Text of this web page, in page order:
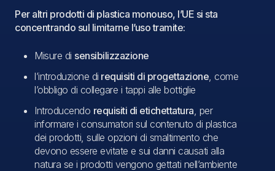
Per altri prodotti di plastica monouso, l’UE si sta
concentrando sul limitarne l’uso tramite:
Misure di sensibilizzazione
l’introduzione di requisiti di progettazione , come
l’obbligo di collegare i tappi alle bottiglie
Introducendo requisiti di etichettatura , per
informare i consumatori sul contenuto di plastica
dei prodotti, sulle opzioni di smaltimento che
devono essere evitate e sui danni causati alla
natura se i prodotti vengono gettati nell’ambiente